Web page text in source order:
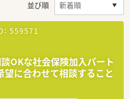
並び順
559571
OKな社会保険加入パート
に合わせて相談すること